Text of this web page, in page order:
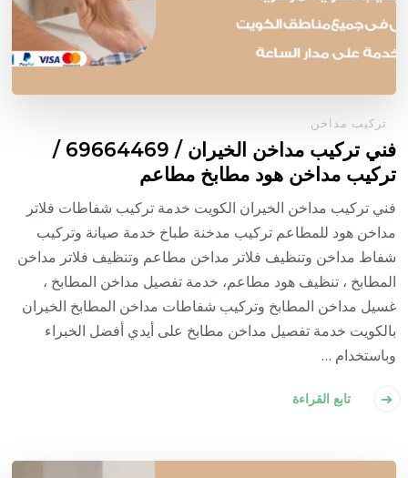
تركيب مداخن
فني تركيب مداخن الخيران / 69664469 /
تركيب مداخن هود مطابخ مطاعم
فني تركيب مداخن الخيران الكويت خدمة تركيب شفاطات فلاتر
مداخن هود للمطاعم تركيب مدخنة طباخ خدمة صيانة وتركيب
شفاط مداخن وتنظيف فلاتر مداخن مطاعم وتنظيف فلاتر مداخن
المطابخ ، تنظيف هود مطاعم، خدمة تفصيل مداخن المطابخ ،
غسيل مداخن المطابخ وتركيب شفاطات مداخن المطابخ الخيران
بالكويت خدمة تفصيل مداخن مطابخ على أيدي أفضل الخبراء
وباستخدام …
تابع القراءة